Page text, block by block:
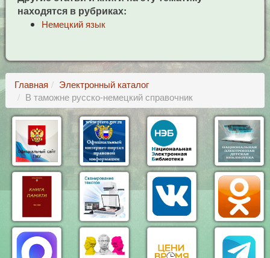
находятся в рубриках:
Немецкий язык
Главная
Электронный каталог
В таможне русско-немецкий справочник